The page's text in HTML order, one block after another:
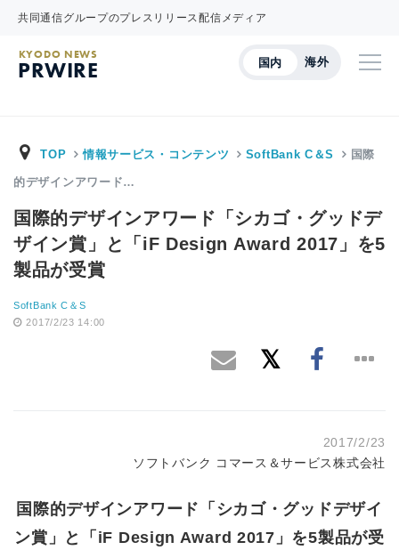
共同通信グループのプレスリリース配信メディア
国内 海外
KYODO NEWS
PRWIRE
TOP 情報サービス・コンテンツ SoftBank C＆S 国際
的デザインアワード…
国際的デザインアワード「シカゴ・グッドデ
ザイン賞」と「iF Design Award 2017」を5
製品が受賞
SoftBank C＆S
2017/2/23 14:00
2017/2/23
ソフトバンク コマース＆サービス株式会社
国際的デザインアワード「シカゴ・グッドデザイ
ン賞」と「iF Design Award 2017」を5製品が受